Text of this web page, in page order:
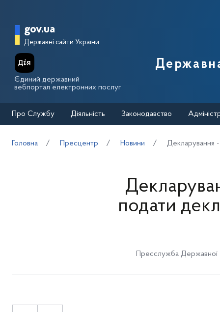
Головна сторінка Державної
gov.ua
Державні сайти України
Єдиний державний
вебпортал електронних послуг
Про Службу Діяльність Законодавство
Головна Пресцентр Новини Декларування
подати
Пресслужба Державної